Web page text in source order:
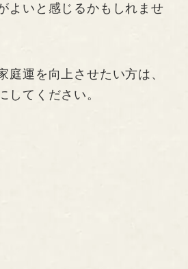
よいと感じるかもしれませ
庭運を向上させたい方は、
してください。